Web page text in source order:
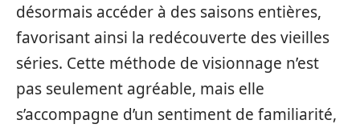
désormais accéder à des saisons entières,
favorisant ainsi la redécouverte des vieilles
séries. Cette méthode de visionnage n’est
pas seulement agréable, mais elle
s’accompagne d’un sentiment de familiarité,